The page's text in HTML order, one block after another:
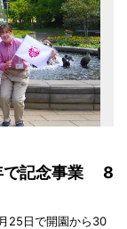
で記念事業 8
25日で開園から30